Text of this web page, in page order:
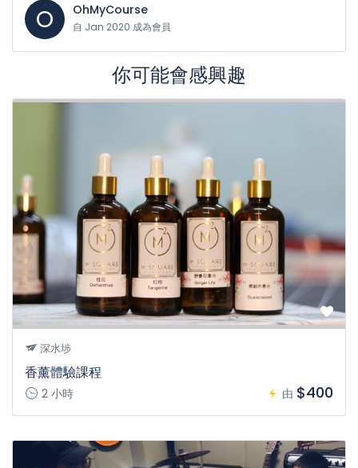
O OhMyCourse
自 Jan 2020 成為會員
你可能會感興趣
深水埗
香薰體驗課程
2 小時 由 $400